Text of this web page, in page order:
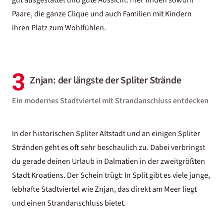
Paare, die ganze Clique und auch Familien mit Kindern
ihren Platz zum Wohlfühlen.
3 Znjan: der längste der Spliter Strände
Ein modernes Stadtviertel mit Strandanschluss entdecken
In der historischen Spliter Altstadt und an einigen Spliter
Stränden geht es oft sehr beschaulich zu. Dabei verbringst
du gerade deinen Urlaub in Dalmatien in der zweitgrößten
Stadt Kroatiens. Der Schein trügt: In Split gibt es viele junge,
lebhafte Stadtviertel wie Znjan, das direkt am Meer liegt
und einen Strandanschluss bietet.